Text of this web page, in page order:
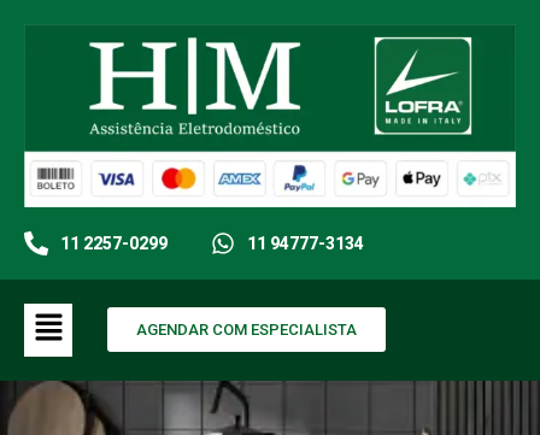
11 2257-0299 11 94777-3134
AGENDAR COM ESPECIALISTA